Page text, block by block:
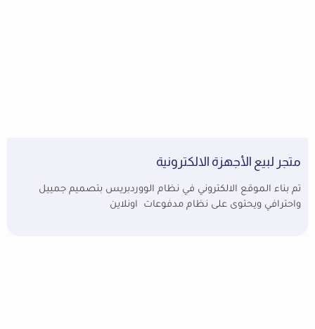
متجر لبيع الأجهزة الالكترونية
تم بناء الموقع الالكتروني في نظام الووردبريس بتصميم جمييل
واحترافي ويحتوى على نظام مدفوعات اونلاين